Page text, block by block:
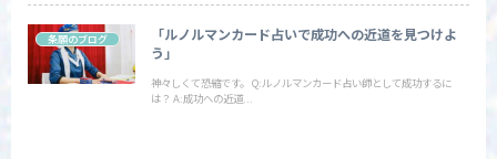
条願のブログ
「ルノルマンカード占いで成功への近道を見つけよ
う」
神々しくて恐縮です。 Q:ルノルマンカード占い師として成功するに
は？ A:成功への近道...